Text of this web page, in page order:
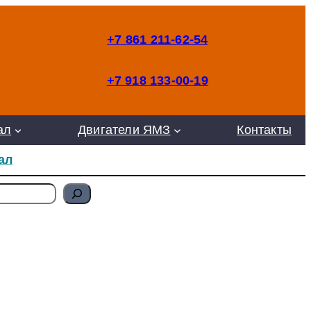
+7 861 211-62-54
+7 918 133-00-19
Двигатели ЯМЗ Контакты